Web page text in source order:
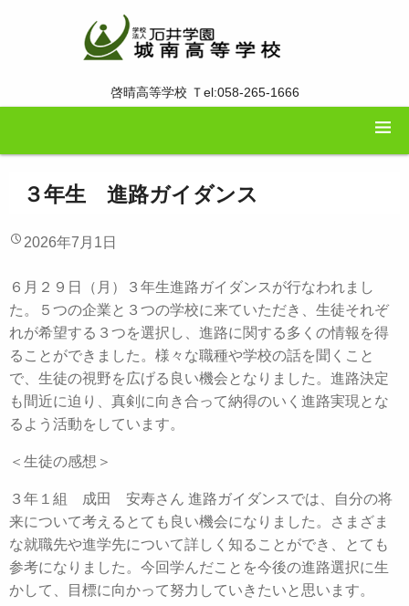
啓晴高等学校 Ｔel:058-265-1666
３年生 進路ガイダンス
2026年7月1日
６月２９日（月）３年生進路ガイダンスが行なわれまし
た。５つの企業と３つの学校に来ていただき、生徒それぞ
れが希望する３つを選択し、進路に関する多くの情報を得
ることができました。様々な職種や学校の話を聞くこと
で、生徒の視野を広げる良い機会となりました。進路決定
も間近に迫り、真剣に向き合って納得のいく進路実現とな
るよう活動をしています。
＜生徒の感想＞
３年１組 成田 安寿さん 進路ガイダンスでは、自分の将
来について考えるとても良い機会になりました。さまざま
な就職先や進学先について詳しく知ることができ、とても
参考になりました。今回学んだことを今後の進路選択に生
かして、目標に向かって努力していきたいと思います。